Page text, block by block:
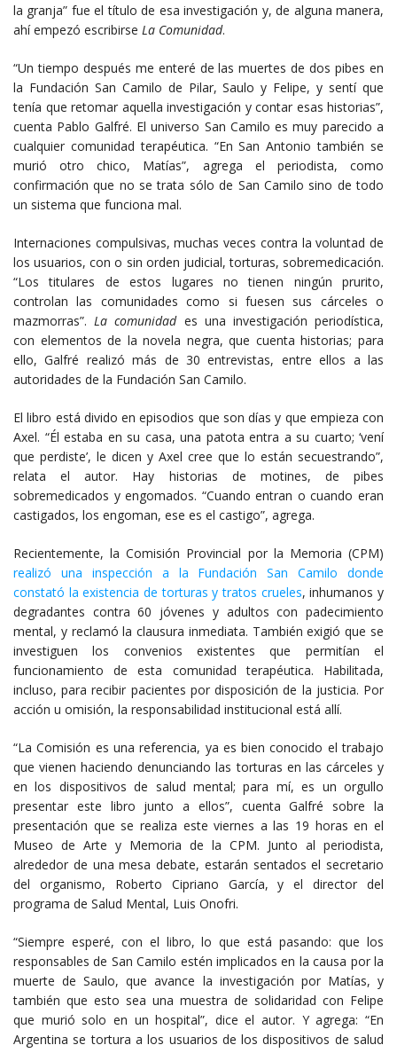
la granja” fue el título de esa investigación y, de alguna manera,
ahí empezó escribirse La Comunidad.
“Un tiempo después me enteré de las muertes de dos pibes en
la Fundación San Camilo de Pilar, Saulo y Felipe, y sentí que
tenía que retomar aquella investigación y contar esas historias”,
cuenta Pablo Galfré. El universo San Camilo es muy parecido a
cualquier comunidad terapéutica. “En San Antonio también se
murió otro chico, Matías”, agrega el periodista, como
confirmación que no se trata sólo de San Camilo sino de todo
un sistema que funciona mal.
Internaciones compulsivas, muchas veces contra la voluntad de
los usuarios, con o sin orden judicial, torturas, sobremedicación.
“Los titulares de estos lugares no tienen ningún prurito,
controlan las comunidades como si fuesen sus cárceles o
mazmorras”. La comunidades una investigación periodística,
con elementos de la novela negra, que cuenta historias; para
ello, Galfré realizó más de 30 entrevistas, entre ellos a las
autoridades de la Fundación San Camilo.
El libro está divido en episodios que son días y que empieza con
Axel. “Él estaba en su casa, una patota entra a su cuarto; ‘vení
que perdiste’, le dicen y Axel cree que lo están secuestrando”,
relata el autor. Hay historias de motines, de pibes
sobremedicados y engomados. “Cuando entran o cuando eran
castigados, los engoman, ese es el castigo”, agrega.
Recientemente, la Comisión Provincial por la Memoria (CPM)
realizó una inspección a la Fundación San Camilo donde
constató la existencia de torturas y tratos crueles, inhumanos y
degradantes contra 60 jóvenes y adultos con padecimiento
mental, y reclamó la clausura inmediata. También exigió que se
investiguen los convenios existentes que permitían el
funcionamiento de esta comunidad terapéutica. Habilitada,
incluso, para recibir pacientes por disposición de la justicia. Por
acción u omisión, la responsabilidad institucional está allí.
“La Comisión es una referencia, ya es bien conocido el trabajo
que vienen haciendo denunciando las torturas en las cárceles y
en los dispositivos de salud mental; para mí, es un orgullo
presentar este libro junto a ellos”, cuenta Galfré sobre la
presentación que se realiza este viernes a las 19 horas en el
Museo de Arte y Memoria de la CPM. Junto al periodista,
alrededor de una mesa debate, estarán sentados el secretario
del organismo, Roberto Cipriano García, y el director del
programa de Salud Mental, Luis Onofri.
“Siempre esperé, con el libro, lo que está pasando: que los
responsables de San Camilo estén implicados en la causa por la
muerte de Saulo, que avance la investigación por Matías, y
también que esto sea una muestra de solidaridad con Felipe
que murió solo en un hospital”, dice el autor. Y agrega: “En
Argentina se tortura a los usuarios de los dispositivos de salud